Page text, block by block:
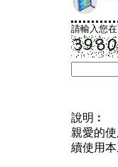
請輸入您
說明︰
親愛的
續使用本